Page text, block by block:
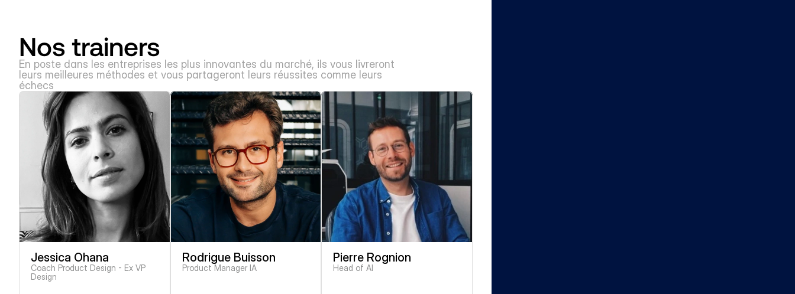
Nos trainers
En poste dans les entreprises les plus innovantes du marché, ils vous livreront
leurs meilleures méthodes et vous partageront leurs réussites comme leurs
échecs
Jessica Ohana
Coach Product Design - Ex VP
Design
Rodrigue Buisson
Product Manager IA
Pierre Rognion
Head of AI